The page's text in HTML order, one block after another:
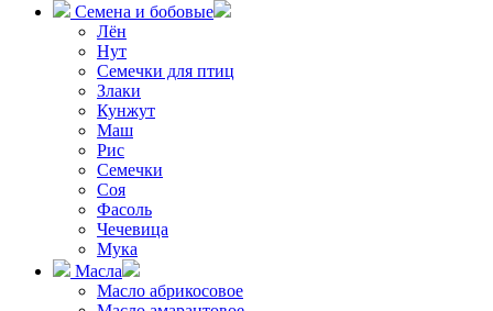
Семена и бобовые
Лён
Нут
Семечки для птиц
Злаки
Кунжут
Маш
Рис
Семечки
Соя
Фасоль
Чечевица
Мука
Масла
Масло абрикосовое